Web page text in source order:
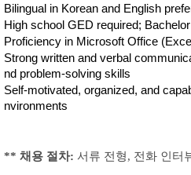
Bilingual in Korean and English
High school GED required;
Proficiency in Microsoft Office
Strong written and verbal
nd problem-solving skills
Self-motivated, organized, and
nvironments
** 채용 절차: 서류 전형, 전화 인터